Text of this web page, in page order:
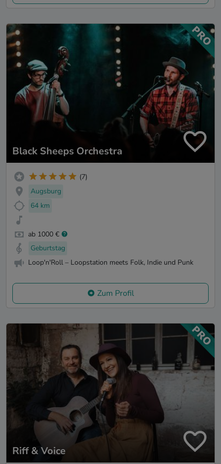
Black Sheeps Orchestra
(7)
Augsburg
64 km
ab 1000 €
Geburtstag
Loop'n'Roll – Loopstation meets Folk, Indie und Punk
Zum Profil
Riff & Voice